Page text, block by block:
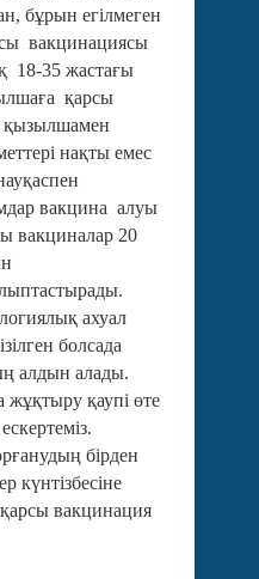
бұрын егілмеген
вакцинациясы
18-35 жастағы
қарсы
қызылшамен
нақты емес
вакцина алуы
вакциналар 20
ахуал
болсада
алдын алады.
жұқтыру қаупі өте
бірден
күнтізбесіне
вакцинация